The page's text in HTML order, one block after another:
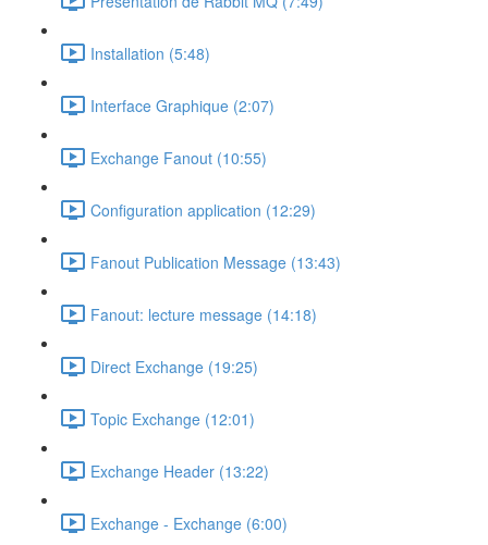
Installation (5:48)
Interface Graphique (2:07)
Exchange Fanout (10:55)
Configuration application (12:29)
Fanout Publication Message (13:43)
Fanout: lecture message (14:18)
Direct Exchange (19:25)
Topic Exchange (12:01)
Exchange Header (13:22)
Exchange - Exchange (6:00)